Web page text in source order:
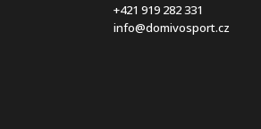
+421 919 282 331
info@domivosport.cz